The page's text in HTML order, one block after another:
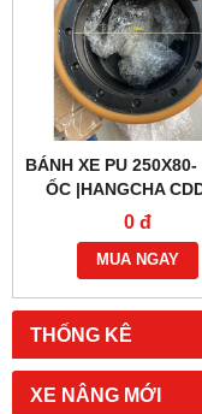
THỐNG KÊ
XE NÂNG MỚI
BÁNH XE PU
ỐC |HANGCHA
CBD15
0 đ
MUA NGAY